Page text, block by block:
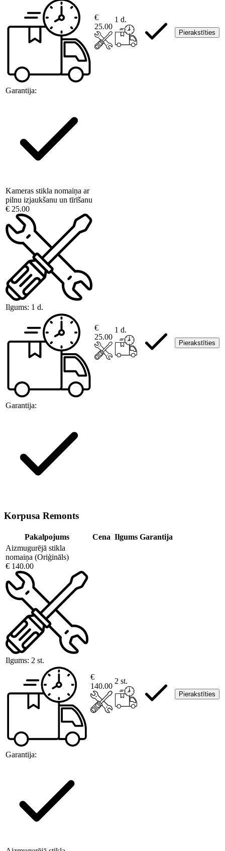
Garantija:
€
25.00
1 d.
Pierakstīties
Kameras stikla nomaiņa ar
pilnu izjaukšanu un tīrīšanu
€ 25.00
Ilgums: 1 d.
Garantija:
€
25.00
1 d.
Pierakstīties
Korpusa Remonts
Pakalpojums Cena Ilgums Garantija
Aizmugurējā stikla
nomaiņa (Oriģināls)
€ 140.00
Ilgums: 2 st.
Garantija:
€
140.00
2 st.
Pierakstīties